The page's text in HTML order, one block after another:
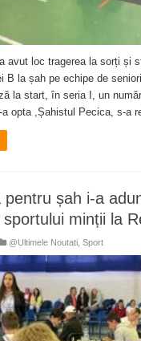
avut loc tragerea la sorți și
B la șah pe echipe de
la start, în seria I, un
opta ,Șahistul Pecica, s-a
pentru șah i-a
minții la
@Ultimele Noutati ,Sport